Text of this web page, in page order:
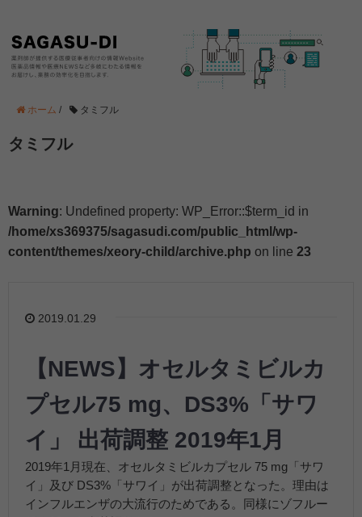
ホーム / タミフル
タミフル
Warning: Undefined property: WP_Error::$term_id in
/home/xs369375/sagasudi.com/public_html/wp-
content/themes/xeory-child/archive.php on line 23
2019.01.29
【NEWS】オセルタミビルカ
プセル75 mg、DS3%「サワ
イ」 出荷調整 2019年1月
2019年1月現在、オセルタミビルカプセル 75 mg「サワ
イ」及び DS3%「サワイ」が出荷調整となった。理由は
インフルエンザの大流行のためである。同様にゾフルー